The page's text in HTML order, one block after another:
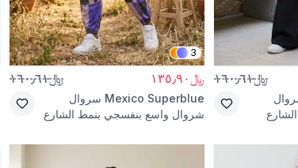
﷼١٦٠٫٦١
3
﷼١٣٥٫٩٠ ﷼١٦٠٫٦١
Mexico Superblue سروال
شروال واسع بنفسجي بنمط الشارع